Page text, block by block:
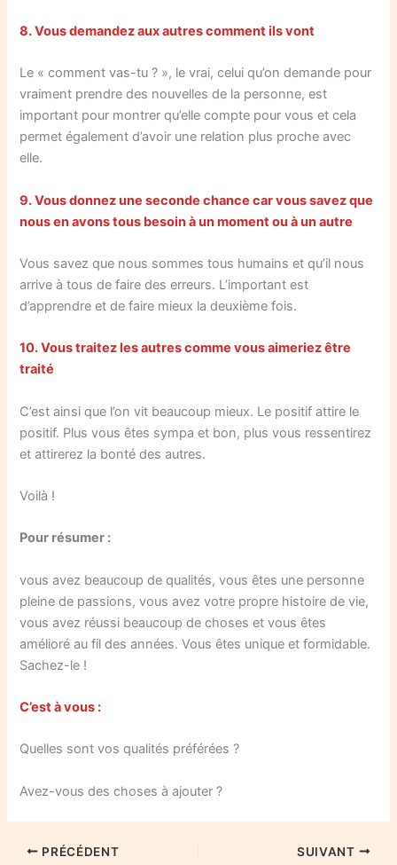
8. Vous demandez aux autres comment ils vont
Le « comment vas-tu ? », le vrai, celui qu’on demande pour
vraiment prendre des nouvelles de la personne, est
important pour montrer qu’elle compte pour vous et cela
permet également d’avoir une relation plus proche avec
elle.
9. Vous donnez une seconde chance car vous savez que
nous en avons tous besoin à un moment ou à un autre
Vous savez que nous sommes tous humains et qu’il nous
arrive à tous de faire des erreurs. L’important est
d’apprendre et de faire mieux la deuxième fois.
10. Vous traitez les autres comme vous aimeriez être
traité
C’est ainsi que l’on vit beaucoup mieux. Le positif attire le
positif. Plus vous êtes sympa et bon, plus vous ressentirez
et attirerez la bonté des autres.
Voilà !
Pour résumer :
vous avez beaucoup de qualités, vous êtes une personne
pleine de passions, vous avez votre propre histoire de vie,
vous avez réussi beaucoup de choses et vous êtes
amélioré au fil des années. Vous êtes unique et formidable.
Sachez-le !
C’est à vous :
Quelles sont vos qualités préférées ?
Avez-vous des choses à ajouter ?
PRÉCÉDENT SUIVANT